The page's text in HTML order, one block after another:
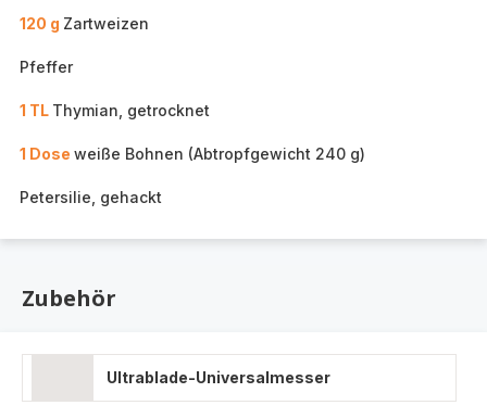
120 g Zartweizen
Pfeffer
1 TL Thymian, getrocknet
1 Dose weiße Bohnen (Abtropfgewicht 240 g)
Petersilie, gehackt
Zubehör
Ultrablade-Universalmesser